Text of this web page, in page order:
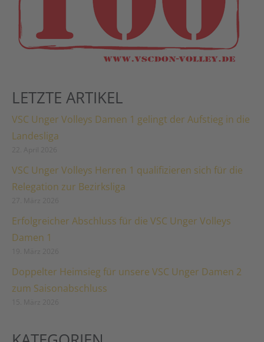
LETZTE ARTIKEL
VSC Unger Volleys Damen 1 gelingt der Aufstieg in die
Landesliga
VSC Unger Volleys Herren 1 qualifizieren sich für die
Relegation zur Bezirksliga
Erfolgreicher Abschluss für die VSC Unger Volleys
Damen 1
Doppelter Heimsieg für unsere VSC Unger Damen 2
zum Saisonabschluss